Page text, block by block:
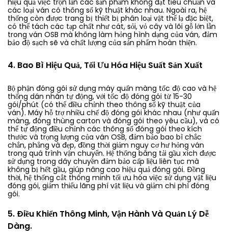
các loại ván có thông số kỹ thuật khác nhau. Ngoài ra, hệ
thống còn được trang bị thiết bị phân loại vật thể lạ đặc biệt,
có thể tách các tạp chất như cát, sỏi, vỏ cây và lõi gỗ lớn lẫn
trong ván OSB mà không làm hỏng hình dạng của ván, đảm
bảo độ sạch sẽ và chất lượng của sản phẩm hoàn thiện.
4. Bao Bì Hiệu Quả, Tối Ưu Hóa Hiệu Suất Sản Xuất
Bộ phận đóng gói sử dụng máy quấn màng tốc độ cao và hệ
thống dán nhãn tự động, với tốc độ đóng gói từ 15-30
gói/phút (có thể điều chỉnh theo thông số kỹ thuật của
ván). Máy hỗ trợ nhiều chế độ đóng gói khác nhau (như quấn
màng, đóng thùng carton và đóng gói theo yêu cầu), và có
thể tự động điều chỉnh các thông số đóng gói theo kích
thước và trọng lượng của ván OSB, đảm bảo bao bì chắc
chắn, phẳng và đẹp, đồng thời giảm nguy cơ hư hỏng ván
trong quá trình vận chuyển. Hệ thống băng tải gầu xích được
sử dụng trong dây chuyền đảm bảo cấp liệu liên tục mà
không bị hết gầu, giúp nâng cao hiệu quả đóng gói. Đồng
thời, hệ thống cắt thông minh tối ưu hóa việc sử dụng vật liệu
đóng gói, giảm thiểu lãng phí vật liệu và giảm chi phí đóng
gói.
5. Điều Khiển Thông Minh, Vận Hành Và Quản Lý Dễ
Dàng.